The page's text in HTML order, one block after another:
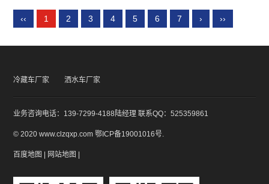
‹‹ 1 2 3 4 5 6 7 › ››
冷藏车厂家 洒水车厂家
业务咨询电话：139-7299-4188陆经理 联系QQ：525359861
© 2020 www.clzqxp.com鄂ICP备19001016号
百度地图 | 网站地图 |